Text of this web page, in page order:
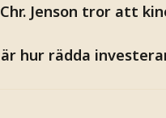
Jenson tror att
hur rädda